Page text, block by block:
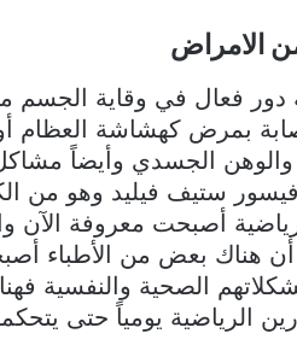
الامراض
فعال في وقاية الجسم
بمرض كهشاشة العظام
والوهن الجسدي وأيضاً
ستيف فيليد وهو من
أصبحت معروفة
هناك بعض من الأطباء
الصحية والنفسية
الرياضية يومياً حتى